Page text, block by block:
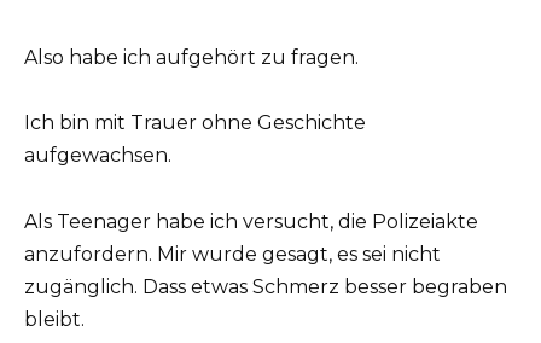
Also habe ich aufgehört zu fragen.
Ich bin mit Trauer ohne Geschichte
aufgewachsen.
Als Teenager habe ich versucht, die Polizeiakte
anzufordern. Mir wurde gesagt, es sei nicht
zugänglich. Dass etwas Schmerz besser begraben
bleibt.